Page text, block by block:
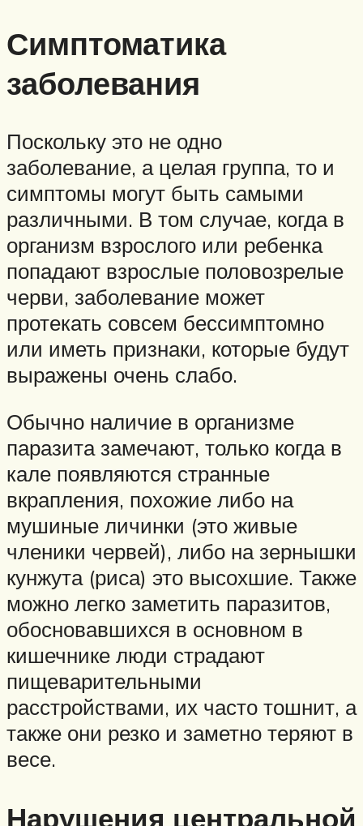
Симптоматика
заболевания
Поскольку это не одно
заболевание, а целая группа, то и
симптомы могут быть самыми
различными. В том случае, когда в
организм взрослого или ребенка
попадают взрослые половозрелые
черви, заболевание может
протекать совсем бессимптомно
или иметь признаки, которые будут
выражены очень слабо.
Обычно наличие в организме
паразита замечают, только когда в
кале появляются странные
вкрапления, похожие либо на
мушиные личинки (это живые
членики червей), либо на зернышки
кунжута (риса) это высохшие. Также
можно легко заметить паразитов,
обосновавшихся в основном в
кишечнике люди страдают
пищеварительными
расстройствами, их часто тошнит, а
также они резко и заметно теряют в
весе.
Нарушения центральной